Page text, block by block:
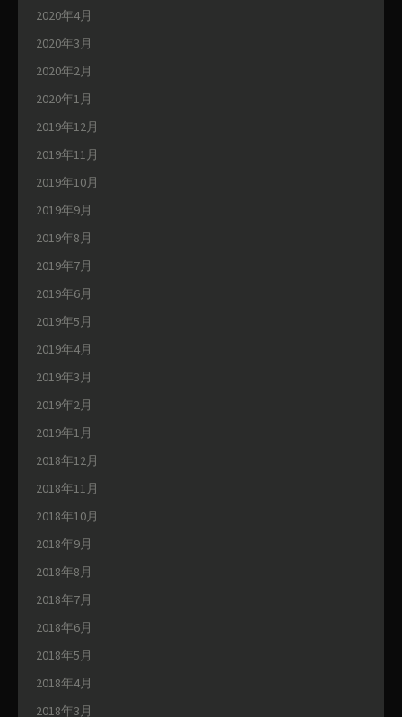
2020年4月
2020年3月
2020年2月
2020年1月
2019年12月
2019年11月
2019年10月
2019年9月
2019年8月
2019年7月
2019年6月
2019年5月
2019年4月
2019年3月
2019年2月
2019年1月
2018年12月
2018年11月
2018年10月
2018年9月
2018年8月
2018年7月
2018年6月
2018年5月
2018年4月
2018年3月